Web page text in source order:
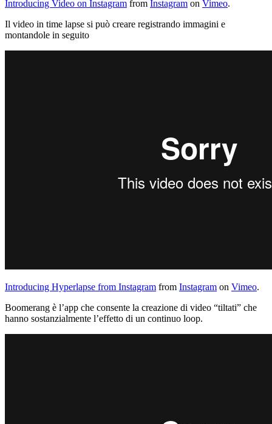
Introducing Video on Instagram from Instagram on Vimeo.
Il video in time lapse si può creare registrando immagini e
montandole in seguito
Introducing Hyperlapse from Instagram from Instagram on Vimeo.
Boomerang è l’app che consente la creazione di video “tiltati” che
hanno sostanzialmente l’effetto di un continuo loop.